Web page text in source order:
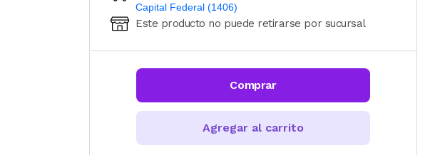
Capital Federal (1406)
Ingresá código postal (sólo números)
CALCULAR
Este producto no puede retirarse por sucursal
Comprar
Agregar al carrito